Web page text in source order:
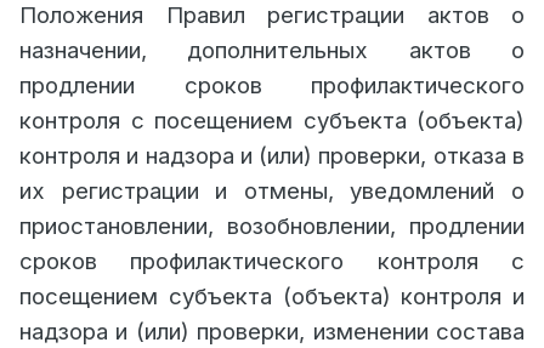
Положения Правил регистрации актов о
назначении, дополнительных актов о
продлении сроков профилактического
контроля с посещением субъекта (объекта)
контроля и надзора и (или) проверки, отказа в
их регистрации и отмены, уведомлений о
приостановлении, возобновлении, продлении
сроков профилактического контроля с
посещением субъекта (объекта) контроля и
надзора и (или) проверки, изменении состава